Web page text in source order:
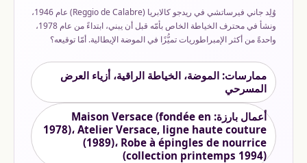
وُلِد جاني فيرساتشي في ريدجو كالابريا (Reggio de Calabre) عام 1946،
ونشأ في محترف الخياطة الخاص بأمّه قبل أن يبني، ابتداءً من عام 1978،
واحدةً من أكثر الإمبراطوريات تميُّزًا في الموضة الإيطالية. أمّا توقيعه؟
ممارسات: الموضة، الخياطة الراقية، أزياء العرض
المسرحي
أعمال بارزة: Maison Versace (fondée en
1978)، Atelier Versace, ligne haute couture
(1989)، Robe à épingles de nourrice
(collection printemps 1994)